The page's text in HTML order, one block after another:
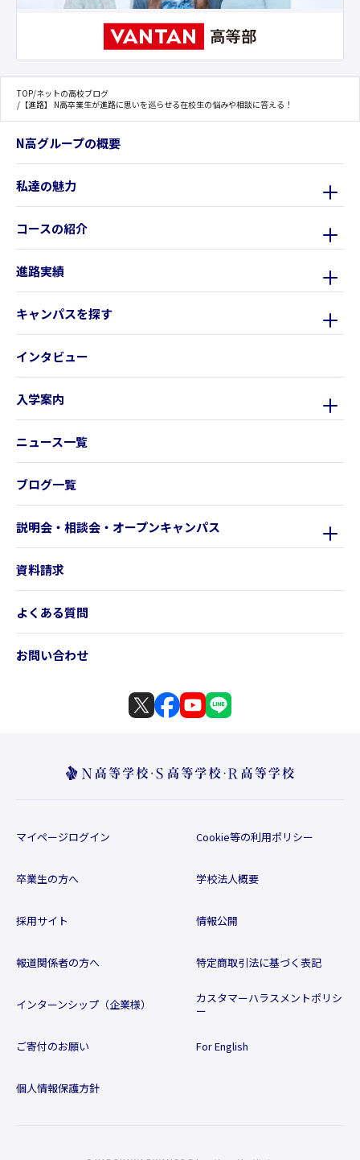
TOP/ネットの高校ブログ
/ 【進路】 N高卒業生が進路に思いを巡らせる在校生の悩みや相談に答える！
N高グループの概要
私達の魅力
コースの紹介
進路実績
キャンパスを探す
インタビュー
入学案内
ニュース一覧
ブログ一覧
説明会・相談会・オープンキャンパス
資料請求
よくある質問
お問い合わせ
マイページログイン
卒業生の方へ
採用サイト
報道関係者の方へ
インターンシップ（企業様）
ご寄付のお願い
個人情報保護方針
Cookie等の利用ポリシー
学校法人概要
情報公開
特定商取引法に基づく表記
カスタマーハラスメントポリシ
ー
For English